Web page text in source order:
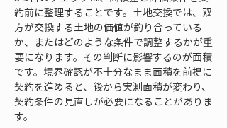
約前に整理することです。土地交換では、双
方が交換する土地の価値が釣り合っている
か、またはどのような条件で調整するかが重
要になります。その判断に影響するのが面積
です。境界確認が不十分なまま面積を前提に
契約を進めると、後から実測面積が変わり、
契約条件の見直しが必要になることがありま
す。